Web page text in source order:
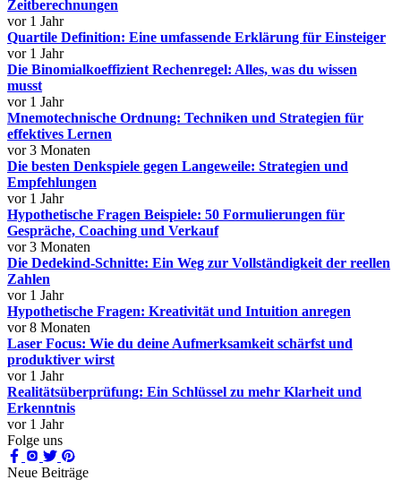
Zeitberechnungen
vor 1 Jahr
Quartile Definition: Eine umfassende Erklärung für Einsteiger
vor 1 Jahr
Die Binomialkoeffizient Rechenregel: Alles, was du wissen
musst
vor 1 Jahr
Mnemotechnische Ordnung: Techniken und Strategien für
effektives Lernen
vor 3 Monaten
Die besten Denkspiele gegen Langeweile: Strategien und
Empfehlungen
vor 1 Jahr
Hypothetische Fragen Beispiele: 50 Formulierungen für
Gespräche, Coaching und Verkauf
vor 3 Monaten
Die Dedekind-Schnitte: Ein Weg zur Vollständigkeit der reellen
Zahlen
vor 1 Jahr
Hypothetische Fragen: Kreativität und Intuition anregen
vor 8 Monaten
Laser Focus: Wie du deine Aufmerksamkeit schärfst und
produktiver wirst
vor 1 Jahr
Realitätsüberprüfung: Ein Schlüssel zu mehr Klarheit und
Erkenntnis
vor 1 Jahr
Folge uns
Neue Beiträge